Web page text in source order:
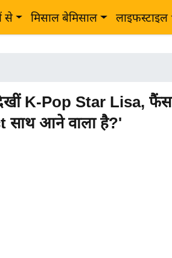
से मिसाल बेमिसाल लाइफस्टाइल
K-Pop Star Lisa, फैंस
साथ आने वाला है?'